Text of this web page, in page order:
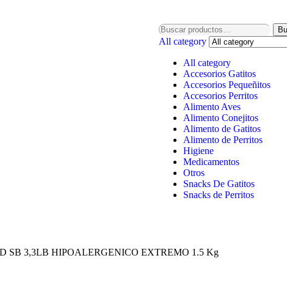
All category
All category
Accesorios Gatitos
Accesorios Pequeñitos
Accesorios Perritos
Alimento Aves
Alimento Conejitos
Alimento de Gatitos
Alimento de Perritos
Higiene
Medicamentos
Otros
Snacks De Gatitos
Snacks de Perritos
SB 3,3LB HIPOALERGENICO EXTREMO 1.5 Kg